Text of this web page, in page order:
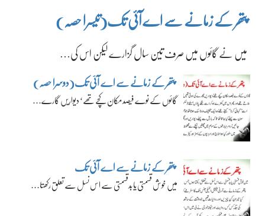
پتھر کے زمانے سے اے آئی تک(تیسرا حصہ)
میں نے گائوں میں صرف تین سال گزارے لیکن اس کی…
پتھر کے زمانے سے اے آئی تک(دوسرا حصہ)
گائوں کے نوے فیصد مکان کچے تھے‘ دیواریں گارے…
پتھر کے زمانے سے اے آئی تک
میں خوش قسمتی یا بدقسمتی سے اس نسل سے تعلق رکھتا…